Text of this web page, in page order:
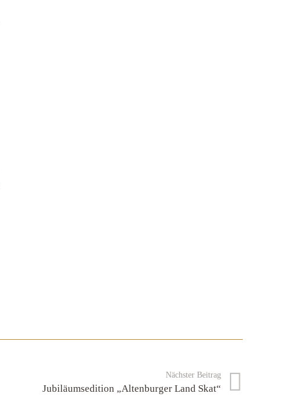
Nächster Beitrag
Jubiläumsedition „Altenburger Land Skat“